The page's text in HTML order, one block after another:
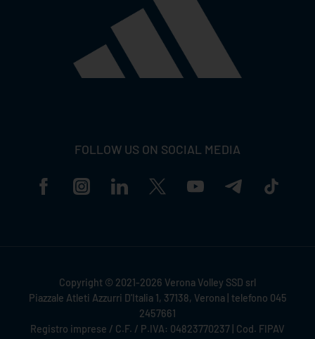
FOLLOW US ON SOCIAL MEDIA
Copyright © 2021-2026 Verona Volley SSD srl
Piazzale Atleti Azzurri D'Italia 1, 37138, Verona | telefono 045
2457661
Registro imprese / C.F. / P.IVA: 04823770237 | Cod. FIPAV